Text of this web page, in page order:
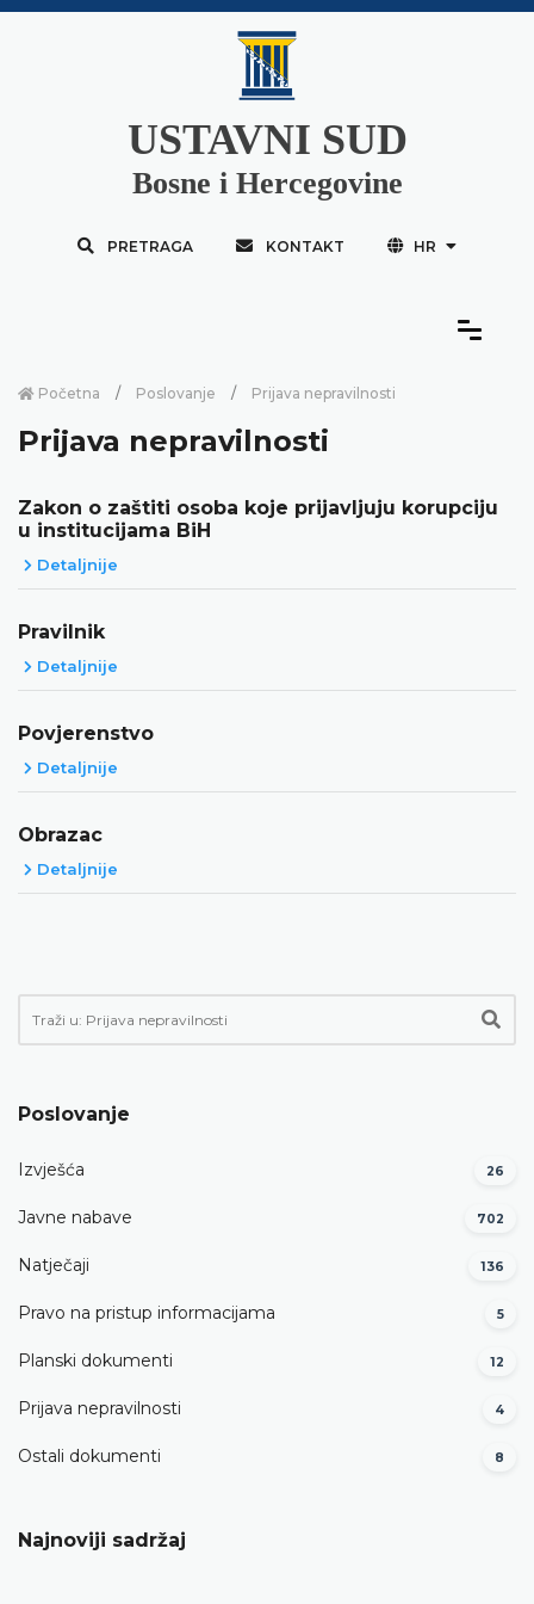
USTAVNI SUD
Bosne i Hercegovine
PRETRAGA KONTAKT HR
Početna Poslovanje Prijava nepravilnosti
Prijava nepravilnosti
Zakon o zaštiti osoba koje prijavljuju korupciju
u institucijama BiH
Detaljnije
Pravilnik
Detaljnije
Povjerenstvo
Detaljnije
Obrazac
Detaljnije
Poslovanje
Izvješća 26
Javne nabave 702
Natječaji 136
Pravo na pristup informacijama 5
Planski dokumenti 12
Prijava nepravilnosti 4
Ostali dokumenti 8
Najnoviji sadržaj